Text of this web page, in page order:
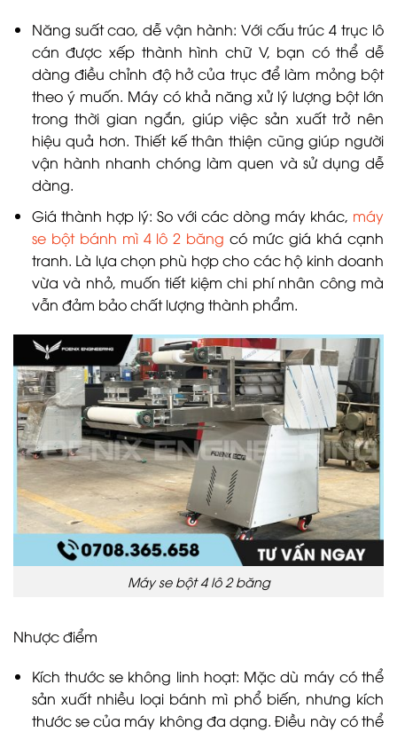
Năng suất cao, dễ vận hành: Với cấu trúc 4 trục lô
cán được xếp thành hình chữ V, bạn có thể dễ
dàng điều chỉnh độ hở của trục để làm mỏng bột
theo ý muốn. Máy có khả năng xử lý lượng bột lớn
trong thời gian ngắn, giúp việc sản xuất trở nên
hiệu quả hơn. Thiết kế thân thiện cũng giúp người
vận hành nhanh chóng làm quen và sử dụng dễ
dàng.
Giá thành hợp lý: So với các dòng máy khác, máy
se bột bánh mì 4 lô 2 băng có mức giá khá cạnh
tranh. Là lựa chọn phù hợp cho các hộ kinh doanh
vừa và nhỏ, muốn tiết kiệm chi phí nhân công mà
vẫn đảm bảo chất lượng thành phẩm.
Máy se bột 4 lô 2 băng
Nhược điểm
Kích thước se không linh hoạt: Mặc dù máy có thể
sản xuất nhiều loại bánh mì phổ biến, nhưng kích
thước se của máy không đa dạng. Điều này có thể